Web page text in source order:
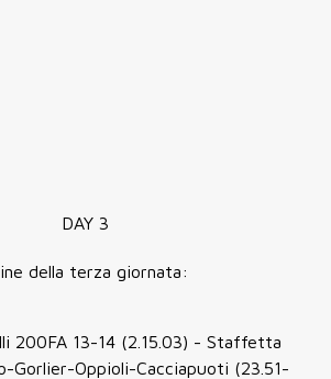
DAY 3
della terza giornata:
200FA 13-14 (2.15.03) - Staffetta
Gorlier-Oppioli-Cacciapuoti (23.51-